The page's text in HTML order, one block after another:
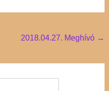
2018.04.27. Meghívó →